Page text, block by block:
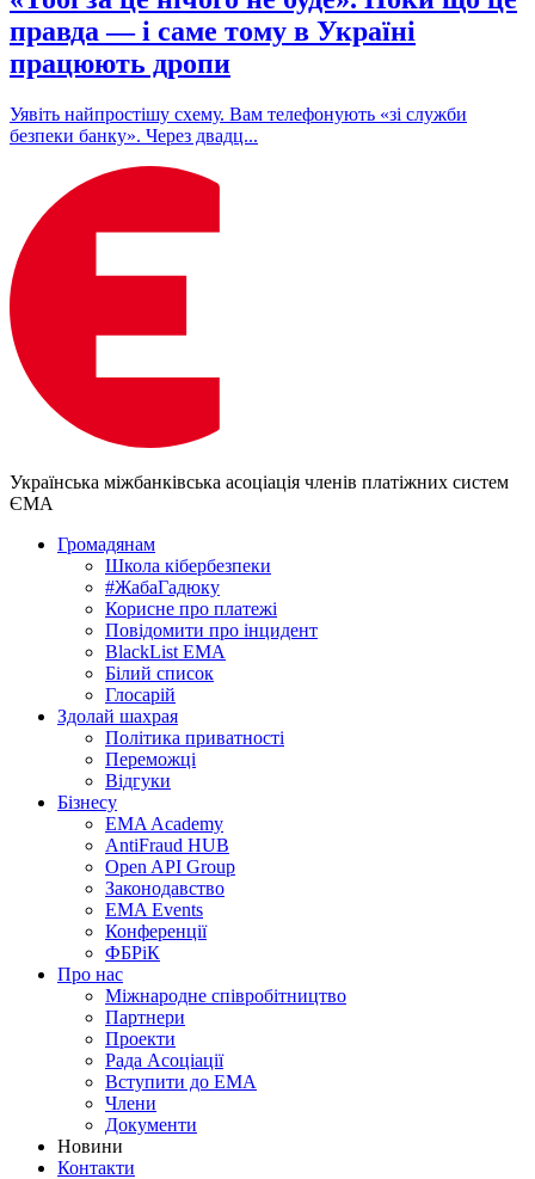
правда — і саме тому в Україні
працюють дропи
Уявіть найпростішу схему. Вам телефонують «зі служби
безпеки банку». Через двадц...
Українська міжбанківська асоціація членів платіжних систем
ЄМА
Громадянам
Школа кібербезпеки
#ЖабаГадюку
Корисне про платежі
Повідомити про інцидент
BlackList EMA
Білий список
Глосарій
Здолай шахрая
Політика приватності
Переможцi
Відгуки
Бізнесу
EMA Academy
AntiFraud HUB
Open API Group
Законодавство
EMA Events
Конференції
ФБРіК
Про нас
Міжнародне співробітництво
Партнери
Проекти
Рада Асоціації
Вступити до ЕМА
Члени
Документи
Новини
Контакти